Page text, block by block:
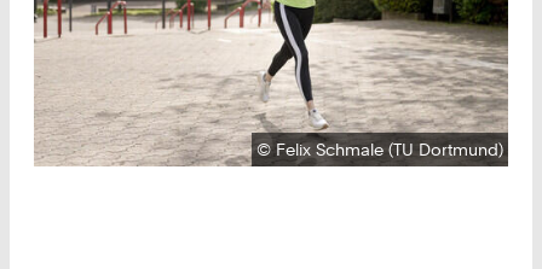
Urheberrecht:
© Felix Schmale (TU Dortmund)